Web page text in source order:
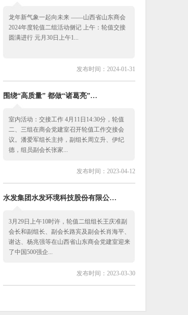
龙年新气象一起向未来 ——山西省山东商会
2024年度轮值二组活动侧记 上午：轮值交接
圆满进行 元月30日上午1...
发布时间：2024-01-31
围绕“高质量” 都做“诸葛亮”…
室内活动：交接工作 4月11日14:30分，轮值
二、三组在商会党建室召开轮值工作交接会
议。潘爱军组长主持，副组长周立升、伊纪
德，组员副会长张家...
发布时间：2023-04-12
水发集团水发环境科技股份有限公…
3月29日上午10时许，轮值二组组长王庆准副
会长和副组长、副会长路宾及副会长肖海平、
谢达、杨兆强等在山西省山东商会党建室迎来
了中国500强企...
发布时间：2023-03-30